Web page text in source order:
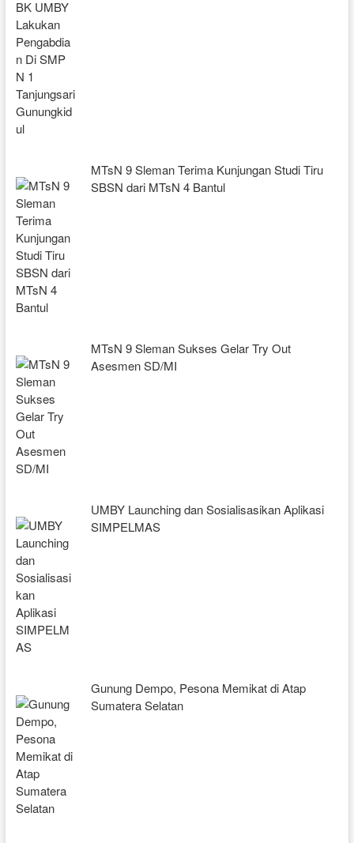
MTsN 9 Sleman Terima Kunjungan Studi Tiru
SBSN dari MTsN 4 Bantul
MTsN 9 Sleman Sukses Gelar Try Out
Asesmen SD/MI
UMBY Launching dan Sosialisasikan Aplikasi
SIMPELMAS
Gunung Dempo, Pesona Memikat di Atap
Sumatera Selatan